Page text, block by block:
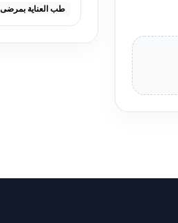
طب العناية